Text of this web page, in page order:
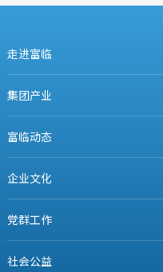
走进富临
集团产业
富临动态
企业文化
党群工作
社会公益